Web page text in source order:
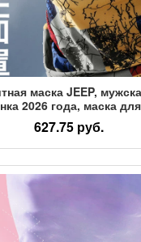
маска JEEP,
2026 года, маска
для лица,
рыболовный
627.75 руб.